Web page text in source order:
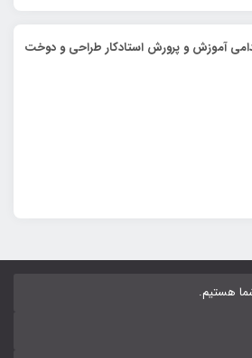
آموزش و پرورش استادکار طراحی و دوخت
هستیم.